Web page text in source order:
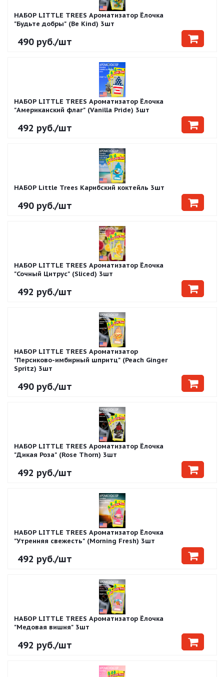
НАБОР LITTLE TREES Ароматизатор Ёлочка
"Будьте добры" (Be Kind) 3шт
490 руб./шт
НАБОР LITTLE TREES Ароматизатор Ёлочка
"Американский флаг" (Vanilla Pride) 3шт
492 руб./шт
НАБОР Little Trees Карибский коктейль 3шт
490 руб./шт
НАБОР LITTLE TREES Ароматизатор Ёлочка
"Сочный Цитрус" (Sliced) 3шт
492 руб./шт
НАБОР LITTLE TREES Ароматизатор
"Персиково-имбирный шпритц" (Peach Ginger
Spritz) 3шт
490 руб./шт
НАБОР LITTLE TREES Ароматизатор Ёлочка
"Дикая Роза" (Rose Thorn) 3шт
492 руб./шт
НАБОР LITTLE TREES Ароматизатор Ёлочка
"Утренняя свежесть" (Morning Fresh) 3шт
492 руб./шт
НАБОР LITTLE TREES Ароматизатор Ёлочка
"Медовая вишня" 3шт
492 руб./шт